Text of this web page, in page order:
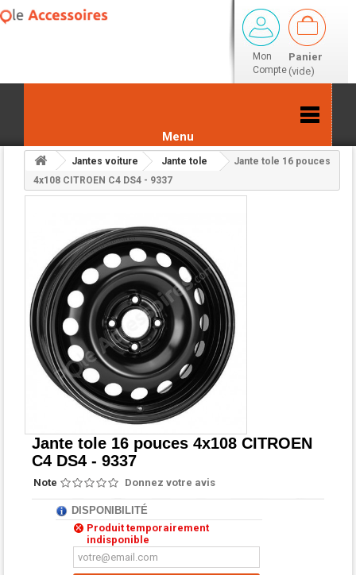
Mon
Compte
Panier
(vide)
Menu
Jantes voiture Jante tole
Jante tole 16 pouces
4x108 CITROEN C4 DS4 - 9337
Jante tole 16 pouces 4x108 CITROEN
C4 DS4 - 9337
Note Donnez votre avis
DISPONIBILITÉ
Produit temporairement
indisponible